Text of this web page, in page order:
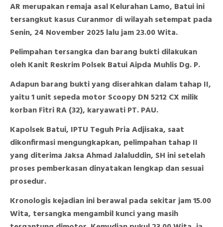
AR merupakan remaja asal Kelurahan Lamo, Batui ini
tersangkut kasus Curanmor di wilayah setempat pada
Senin, 24 November 2025 lalu jam 23.00 Wita.
Pelimpahan tersangka dan barang bukti dilakukan
oleh Kanit Reskrim Polsek Batui Aipda Muhlis Dg. P.
Adapun barang bukti yang diserahkan dalam tahap II,
yaitu 1 unit sepeda motor Scoopy DN 5212 CX milik
korban Fitri RA (32), karyawati PT. PAU.
Kapolsek Batui, IPTU Teguh Pria Adjisaka, saat
dikonfirmasi mengungkapkan, pelimpahan tahap II
yang diterima Jaksa Ahmad Jalaluddin, SH ini setelah
proses pemberkasan dinyatakan lengkap dan sesuai
prosedur.
Kronologis kejadian ini berawal pada sekitar jam 15.00
Wita, tersangka mengambil kunci yang masih